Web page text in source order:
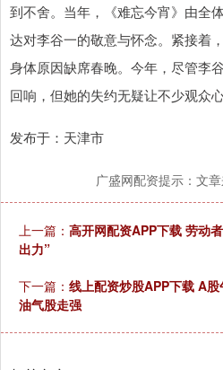
到不舍。当年，《难忘今宵》由全
达对李谷一的敬意与怀念。紧接着
身体原因缺席春晚。今年，尽管李
回响，但她的失约无疑让不少观众
发布于：天津市
广盛网配资提示：文
上一篇： 高开网配资APP下载 劳动
出力”
下一篇： 线上配资炒股APP下载 A
油气股走强